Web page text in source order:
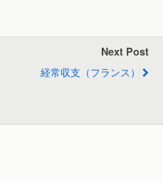
Next Post
経常収支（フランス）